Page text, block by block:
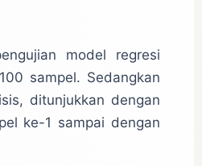
model regresi
sampel. Sedangkan
ditunjukkan dengan
ke-1 sampai dengan